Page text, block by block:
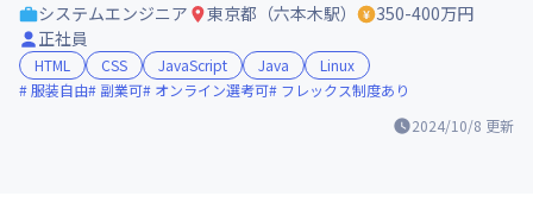
2024/10/8 更新
システムエンジニア 東京都（六本木駅）
350-400万円
正社員
HTML CSS JavaScript Java
Linux
服装自由
副業可 オンライン選考可 フレックス制度あり